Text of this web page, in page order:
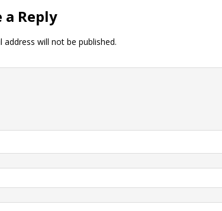
a Reply
address will not be published.